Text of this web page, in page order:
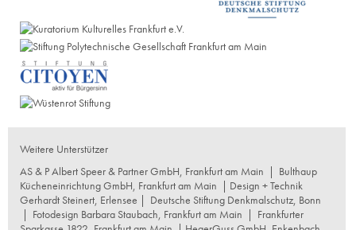
Weitere Unterstützer
AS & P Albert Speer & Partner GmbH, Frankfurt am Main | Bulthaup
Kücheneinrichtung GmbH, Frankfurt am Main | Design + Technik
Gerhardt Steinert, Erlensee | Deutsche Stiftung Denkmalschutz, Bonn
| Fotodesign Barbara Staubach, Frankfurt am Main | Frankfurter